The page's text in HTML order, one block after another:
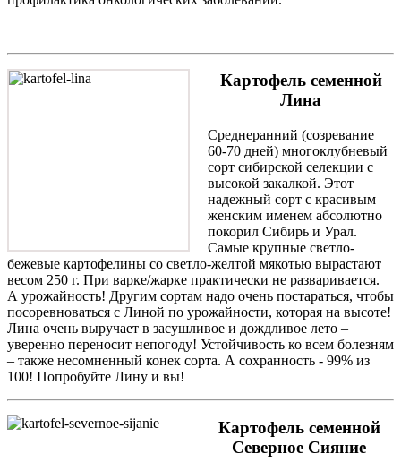
Картофель семенной
Лина
Среднеранний (созревание
60-70 дней) многоклубневый
сорт сибирской селекции с
высокой закалкой. Этот
надежный сорт с красивым
женским именем абсолютно
покорил Сибирь и Урал.
Самые крупные светло-
бежевые картофелины со светло-желтой мякотью вырастают
весом 250 г. При варке/жарке практически не разваривается.
А урожайность! Другим сортам надо очень постараться, чтобы
посоревноваться с Линой по урожайности, которая на высоте!
Лина очень выручает в засушливое и дождливое лето –
уверенно переносит непогоду! Устойчивость ко всем болезням
– также несомненный конек сорта. А сохранность - 99% из
100! Попробуйте Лину и вы!
Картофель семенной
Северное Сияние